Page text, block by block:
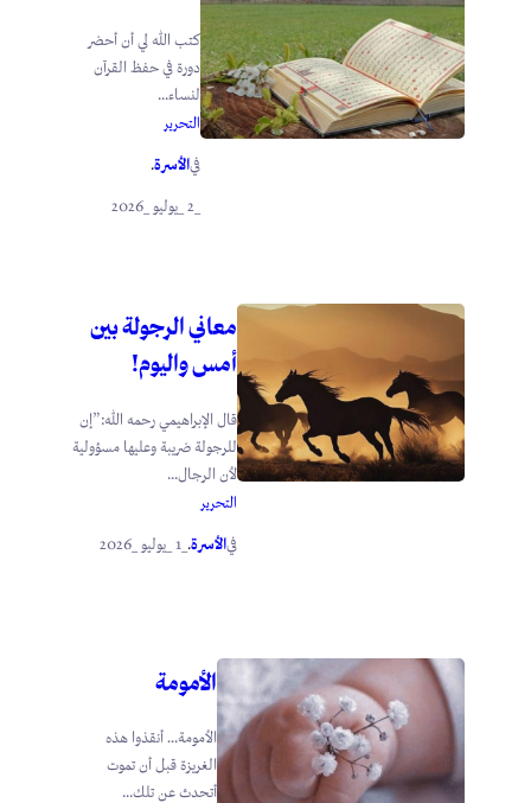
كتب الله لي أن أحضر
دورة في حفظ القرآن
لنساء...
التحرير
فيالأسرة.
معاني الرجولة بين
أمس واليوم!
قال الإبراهيمي رحمه الله:”إن
للرجولة ضريبة وعليها مسؤولية
لأن الرجال...
التحرير
فيالأسرة.
الأمومة
الأمومة… أنقذوا هذه
الغريزة قبل أن تموت
أتحدث عن تلك...